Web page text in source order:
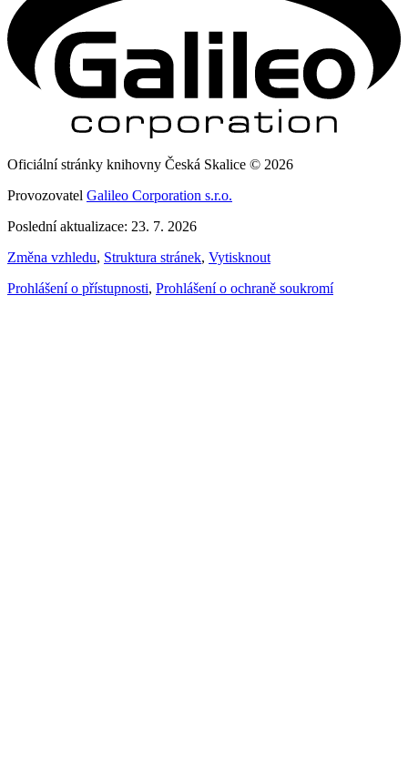
Oficiální stránky knihovny Česká Skalice © 2026
Provozovatel Galileo Corporation s.r.o.
Poslední aktualizace: 23. 7. 2026
Změna vzhledu, Struktura stránek, Vytisknout
Prohlášení o přístupnosti, Prohlášení o ochraně soukromí